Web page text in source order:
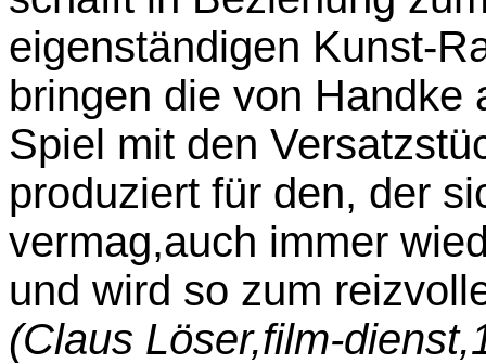
eigenständigen Kunst-
bringen die von Handke
Spiel mit den
produziert für den, der
vermag,auch immer
und wird so zum
(Claus Löser,film-